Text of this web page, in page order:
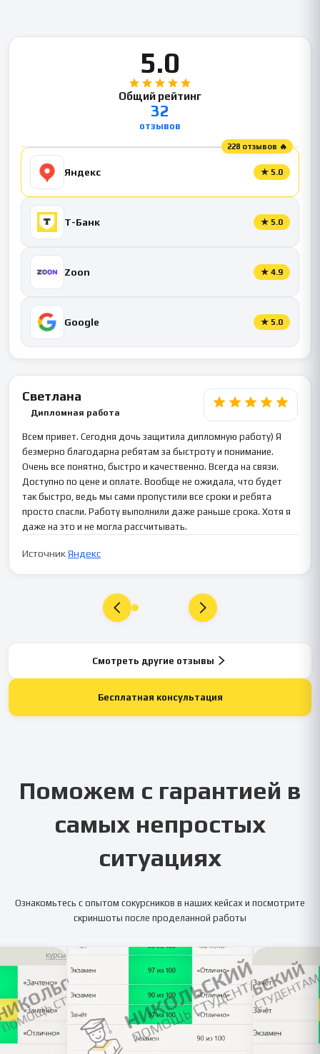
5.0
Общий рейтинг
32
отзывов
228 отзывов 🔥
Яндекс ★ 5.0
Т-Банк ★ 5.0
Zoon ★ 4.9
Google ★ 5.0
Светлана
Дипломная работа
Всем привет. Сегодня дочь защитила дипломную работу) Я
безмерно благодарна ребятам за быстроту и понимание.
Очень все понятно, быстро и качественно. Всегда на связи.
Доступно по цене и оплате. Вообще не ожидала, что будет
так быстро, ведь мы сами пропустили все сроки и ребята
просто спасли. Работу выполнили даже раньше срока. Хотя я
даже на это и не могла рассчитывать.
ИсточникЯндекс
Смотреть другие отзывы
Бесплатная консультация
Поможем с гарантией в
самых непростых
ситуациях
Ознакомьтесь с опытом сокурсников в наших кейсах и посмотрите
скриншоты после проделанной работы